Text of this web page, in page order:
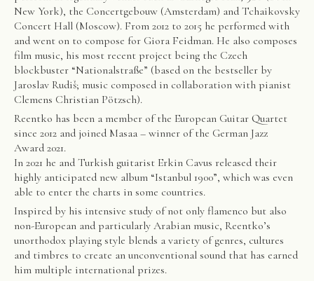
New York), the Concertgebouw (Amsterdam) and Tchaikovsky
Concert Hall (Moscow). From 2012 to 2015 he performed with
and went on to compose for Giora Feidman. He also composes
film music, his most recent project being the Czech
blockbuster “Nationalstraße” (based on the bestseller by
Jaroslav Rudiš; music composed in collaboration with pianist
Clemens Christian Pötzsch).
Reentko has been a member of the European Guitar Quartet
since 2012 and joined Masaa – winner of the German Jazz
Award 2021.
In 2021 he and Turkish guitarist Erkin Cavus released their
highly anticipated new album “Istanbul 1900”, which was even
able to enter the charts in some countries.
Inspired by his intensive study of not only flamenco but also
non-European and particularly Arabian music, Reentko’s
unorthodox playing style blends a variety of genres, cultures
and timbres to create an unconventional sound that has earned
him multiple international prizes.